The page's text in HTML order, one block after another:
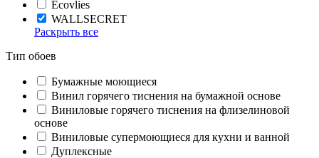
Ecovlies
WALLSECRET
Раскрыть все
Тип обоев
Бумажные моющиеся
Винил горячего тиснения на бумажной основе
Виниловые горячего тиснения на флизелиновой
основе
Виниловые супермоющиеся для кухни и ванной
Дуплексные